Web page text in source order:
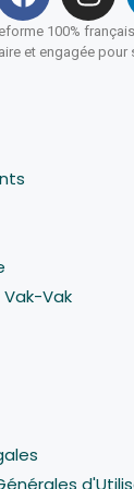
100%
et engagée pour
Vak